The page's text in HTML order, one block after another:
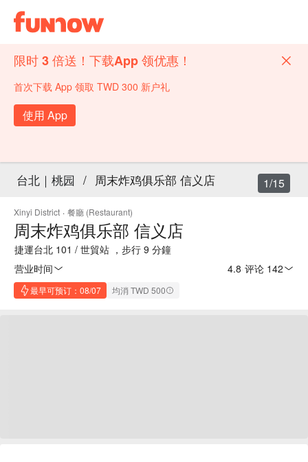
限时 3 倍送！下载App 领优惠！
首次下载 App 领取 TWD 300 新户礼
使用 App
台北｜桃园 / 周末炸鸡俱乐部 信义店
Xinyi District · 餐廳 (Restaurant)
周末炸鸡俱乐部 信义店
捷運台北 101 / 世貿站 ，步行 9 分鐘
营业时间
4.8 评论 142
最早可预订：08/07 均消 TWD 500
1/15